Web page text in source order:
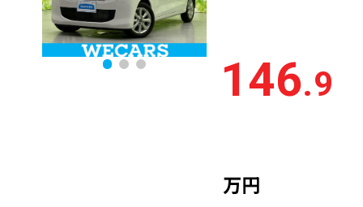
0120-733-500
走行距
離
少ない順
排気量 大きい順 小さ
146.9
万円